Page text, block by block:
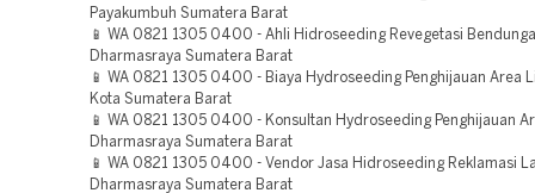
Payakumbuh Sumatera Barat
📱 WA 0821 1305 0400 - Ahli Hidroseeding Revegetasi
Dharmasraya Sumatera Barat
📱 WA 0821 1305 0400 - Biaya Hydroseeding Penghijauan Area
Kota Sumatera Barat
📱 WA 0821 1305 0400 - Konsultan Hydroseeding Penghijauan
Dharmasraya Sumatera Barat
📱 WA 0821 1305 0400 - Vendor Jasa Hidroseeding Reklamasi
Dharmasraya Sumatera Barat